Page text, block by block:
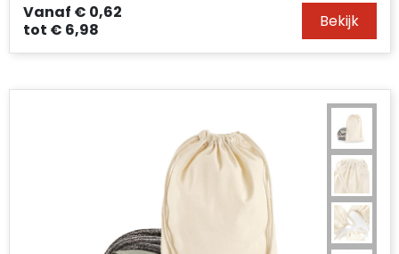
Vanaf € 0,62
tot € 6,98 Bekijk